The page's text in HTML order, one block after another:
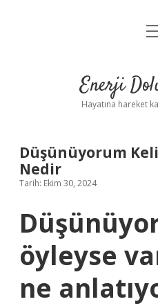
Yasal
Enerji
Hayatına hareket
Düşünüyorum
Nedir
Tarih: Ekim 30, 2024
öyleyse
ne